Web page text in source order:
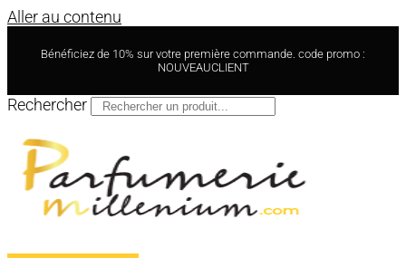
Aller au contenu
Bénéficiez de 10% sur votre première commande. code promo :
NOUVEAUCLIENT
Rechercher